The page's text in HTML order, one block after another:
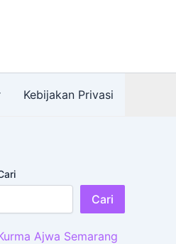
Kebijakan Privasi
Cari
Ajwa Semarang